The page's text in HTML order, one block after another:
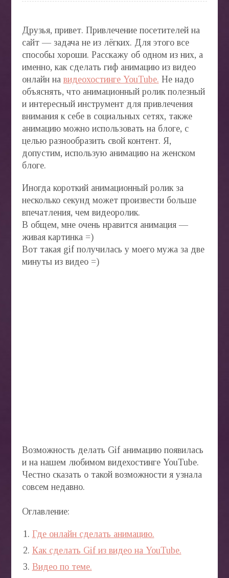
Друзья, привет. Привлечение посетителей на
сайт — задача не из лёгких. Для этого все
способы хороши. Расскажу об одном из них, а
именно, как сделать гиф анимацию из видео
онлайн на видеохостинге YouTube. Не надо
объяснять, что анимационный ролик полезный
и интересный инструмент для привлечения
внимания к себе в социальных сетях, также
анимацию можно использовать на блоге, с
целью разнообразить свой контент. Я,
допустим, использую анимацию на женском
блоге.
Иногда короткий анимационный ролик за
несколько секунд может произвести больше
впечатления, чем видеоролик.
В общем, мне очень нравится анимация —
живая картинка =)
Вот такая gif получилась у моего мужа за две
минуты из видео =)
Возможность делать Gif анимацию появилась
и на нашем любимом видехостинге YouTube.
Честно сказать о такой возможности я узнала
совсем недавно.
Оглавление:
Где онлайн сделать анимацию.
Как сделать Gif из видео на YouTube.
Видео по теме.